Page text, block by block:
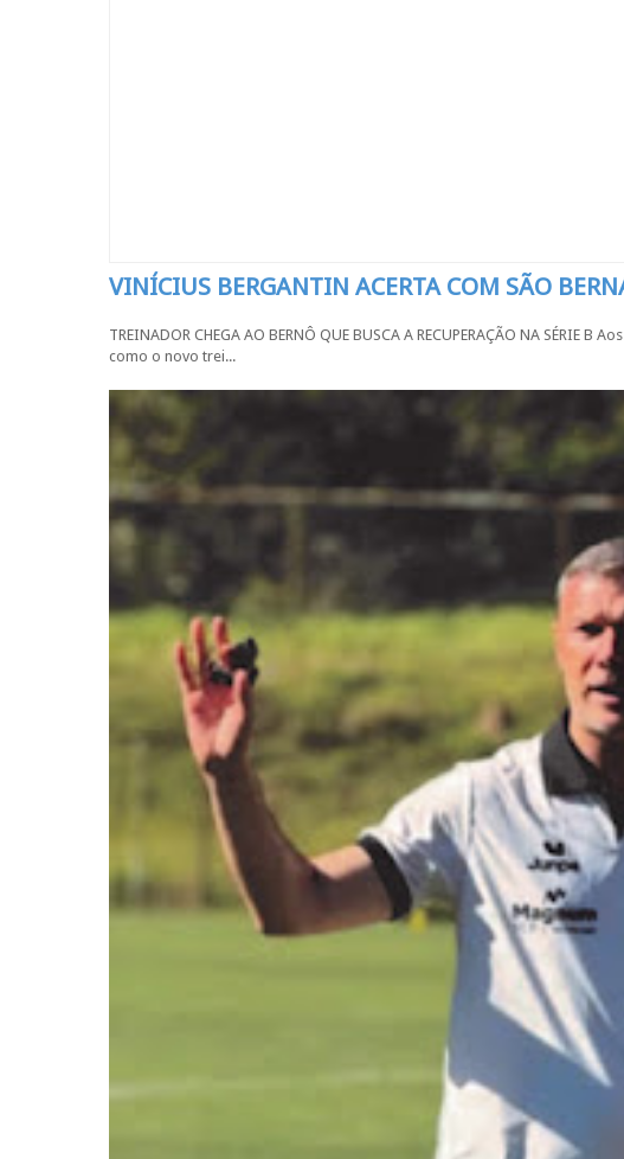
VINÍCIUS BERGANTIN ACERTA COM SÃO
TREINADOR CHEGA AO BERNÔ QUE BUSCA A RECUPERAÇÃO NA SÉRIE
como o novo trei...